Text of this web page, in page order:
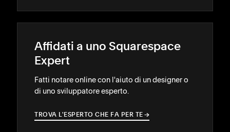
Affidati a uno Squarespace
Expert
Fatti notare online con l'aiuto di un designer o
di uno sviluppatore esperto.
TROVA L'ESPERTO CHE FA PER TE →
→